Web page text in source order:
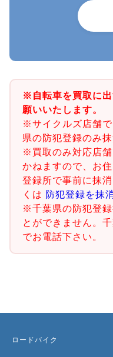
※自転車を買取に
願いいたします。
※サイクルズ店舗
県の防犯登録のみ
※買取のみ対応店
かねますので、お
登録所で事前に抹
くは 防犯登録を抹
※千葉県の防犯登録
とができません。
でお電話下さい。
ロードバイク